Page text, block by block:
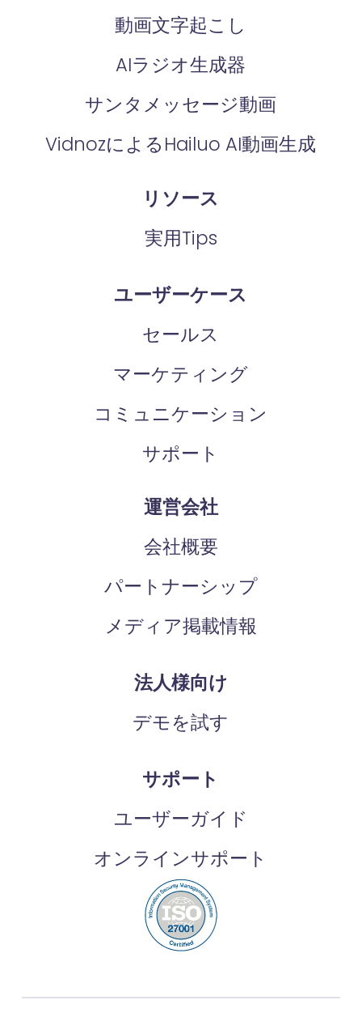
動画文字起こし
AIラジオ生成器
サンタメッセージ動画
VidnozによるHailuo AI動画生成
リソース
実用Tips
ユーザーケース
セールス
マーケティング
コミュニケーション
サポート
運営会社
会社概要
パートナーシップ
メディア掲載情報
法人様向け
デモを試す
サポート
ユーザーガイド
オンラインサポート